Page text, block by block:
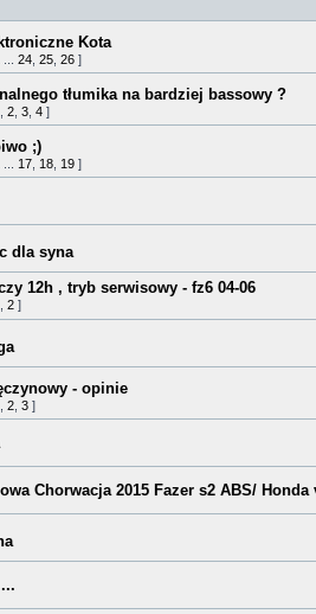
Kota
24 25 26 ]
tłumika na bardziej bassowy ?
2 3 4 ]
;)
17 18 19 ]
dla syna
12h , tryb serwisowy - fz6 04-06
2 ]
- opinie
2 3 ]
Chorwacja 2015 Fazer s2 ABS/ Honda